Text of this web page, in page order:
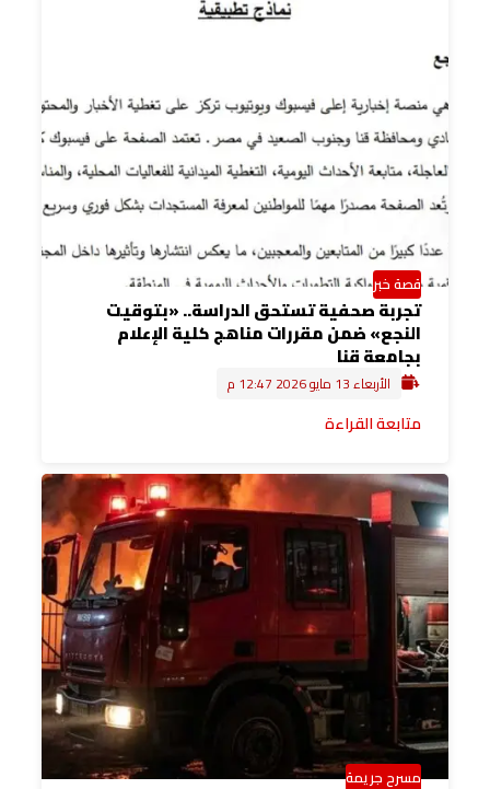
قصة خبر
تجربة صحفية تستحق الدراسة.. «بتوقيت
النجع» ضمن مقررات مناهج كلية الإعلام
بجامعة قنا
الأربعاء 13 مايو 2026 12:47 م
متابعة القراءة
مسرح جريمة